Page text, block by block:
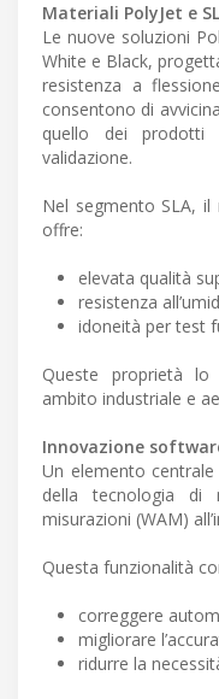
Materiali PolyJet e
Le nuove soluzioni
White e Black,
resistenza a
consentono di
quello dei prodotti
validazione.
Nel segmento SLA, il
offre:
elevata qualità
resistenza
idoneità per test
Queste proprietà
ambito industriale e
Innovazione
Un elemento centrale
della tecnologia di
misurazioni (WAM)
Questa funzionalità
correggere
migliorare
ridurre la